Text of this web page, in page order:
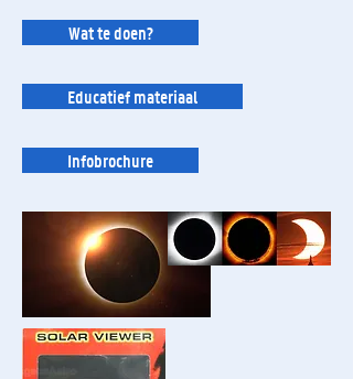
Wat te doen?
Educatief materiaal
Infobrochure